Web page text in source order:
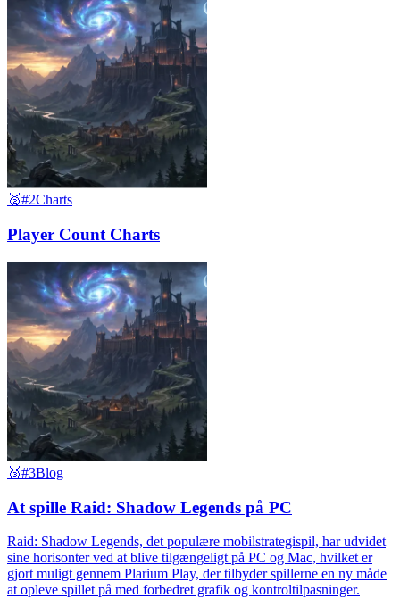
🥈#2Charts
Player Count Charts
🥉#3Blog
At spille Raid: Shadow Legends på PC
Raid: Shadow Legends, det populære mobilstrategispil, har udvidet
sine horisonter ved at blive tilgængeligt på PC og Mac, hvilket er
gjort muligt gennem Plarium Play, der tilbyder spillerne en ny måde
at opleve spillet på med forbedret grafik og kontroltilpasninger.